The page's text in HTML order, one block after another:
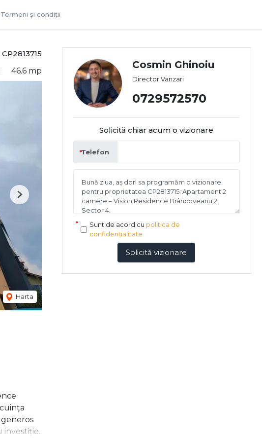
Termeni și condiții
46.6 mp
Harta
Next
investiție.
Cosmin Ghinoiu
Director Vanzari
0729572570
Solicită chiar acum o vizionare
Telefon
Sunt de acord cu politica de
confidențialitate
Solicită vizionare